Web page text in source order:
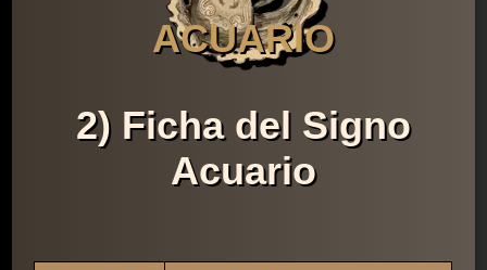
ACUARIO
2) Ficha del Signo
Acuario